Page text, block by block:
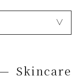
Skincare